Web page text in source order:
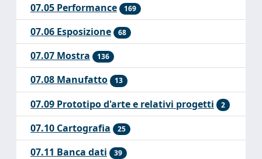
07.05 Performance 169
07.06 Esposizione 68
07.07 Mostra 136
07.08 Manufatto 13
07.09 Prototipo d'arte e relativi progetti 2
07.10 Cartografia 25
07.11 Banca dati 39